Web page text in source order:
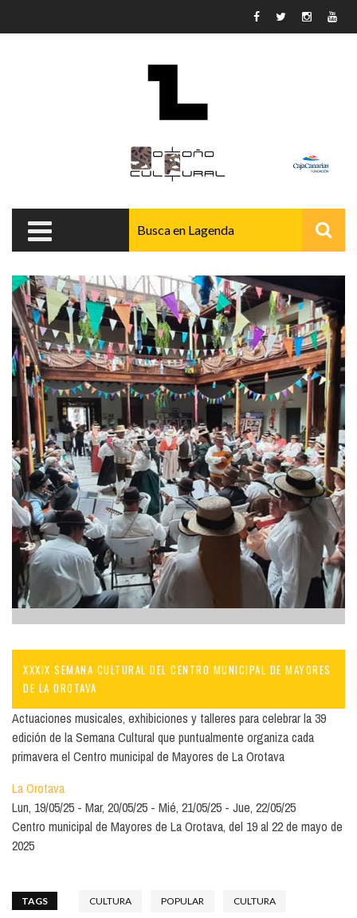
XXXIX SEMANA CULTURAL DEL CENTRO MUNICIPAL DE MAYORES
DE LA OROTAVA
Actuaciones musicales, exhibiciones y talleres para celebrar la 39
edición de la Semana Cultural que puntualmente organiza cada
primavera el Centro municipal de Mayores de La Orotava
La Orotava
Lun, 19/05/25
Mar, 20/05/25 Mié, 21/05/25
Jue, 22/05/25
Centro municipal de Mayores de La Orotava, del 19 al 22 de mayo de
2025
TAGS CULTURA POPULAR CULTURA